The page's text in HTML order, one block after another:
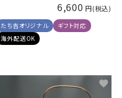
6,600
たち吉オリジナル
ギフト対応
海外配送OK